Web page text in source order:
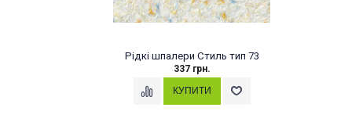
Рідкі шпалери Стиль тип 73
337 грн.